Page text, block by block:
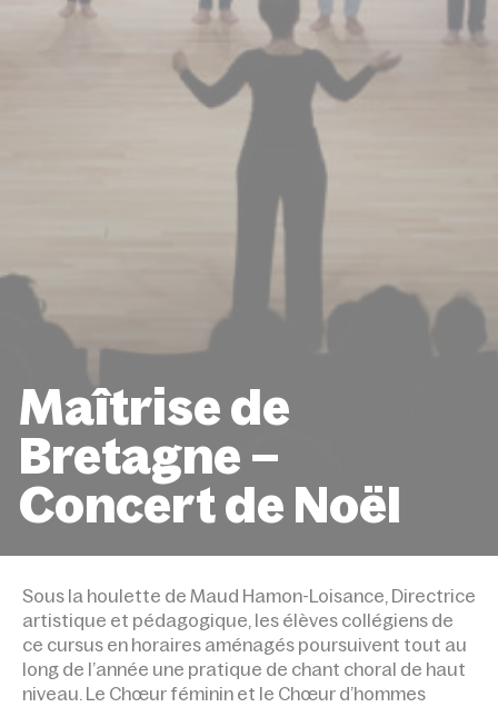
Maîtrise de
Bretagne –
Concert de Noël
CONCERT DE NOËL
Sous la houlette de Maud Hamon-Loisance, Directrice
artistique et pédagogique, les élèves collégiens de
ce cursus en horaires aménagés poursuivent tout au
long de l’année une pratique de chant choral de haut
niveau. Le Chœur féminin et le Chœur d’hommes